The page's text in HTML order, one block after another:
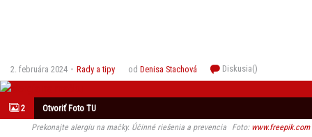
2. februára 2024 Rady a tipy od Denisa Stachová Diskusia()
2 Otvoriť Foto TU
Prekonajte alergiu na mačky. Účinné riešenia a prevencia Foto: www.freepik.com